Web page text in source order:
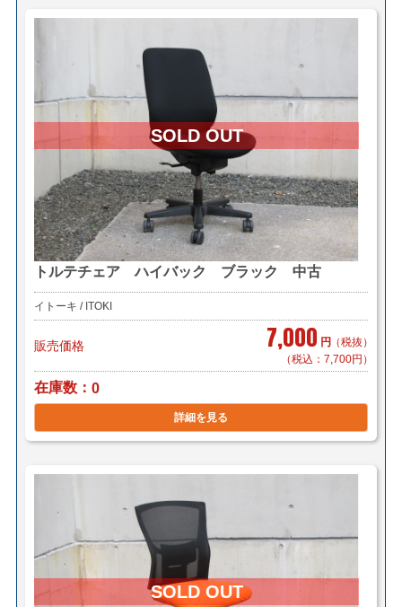
トルテチェア ハイバック ブラック 中古
イトーキ / ITOKI
販売価格 7,000 円 （税抜）
（税込：7,700円）
在庫数 0
詳細を見る